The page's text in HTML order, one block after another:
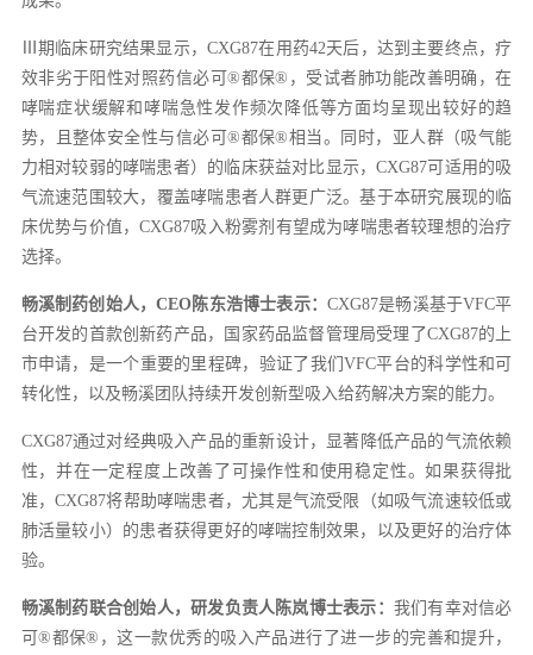
Ⅲ期临床研究结果显示，CXG87在用药42天后，达到主要终点，疗
效非劣于阳性对照药信必可®都保®，受试者肺功能改善明确，在
哮喘症状缓解和哮喘急性发作频次降低等方面均呈现出较好的趋
势，且整体安全性与信必可®都保®相当。同时，亚人群（吸气能
力相对较弱的哮喘患者）的临床获益对比显示，CXG87可适用的吸
气流速范围较大，覆盖哮喘患者人群更广泛。基于本研究展现的临
床优势与价值，CXG87吸入粉雾剂有望成为哮喘患者较理想的治疗
选择。
畅溪制药创始人，CEO陈东浩博士表示： CXG87是畅溪基于VFC平
台开发的首款创新药产品，国家药品监督管理局受理了CXG87的上
市申请，是一个重要的里程碑，验证了我们VFC平台的科学性和可
转化性，以及畅溪团队持续开发创新型吸入给药解决方案的能力。
CXG87通过对经典吸入产品的重新设计，显著降低产品的气流依赖
性，并在一定程度上改善了可操作性和使用稳定性。如果获得批
准，CXG87将帮助哮喘患者，尤其是气流受限（如吸气流速较低或
肺活量较小）的患者获得更好的哮喘控制效果，以及更好的治疗体
验。
畅溪制药联合创始人，研发负责人陈岚博士表示： 我们有幸对信必
可®都保®，这一款优秀的吸入产品进行了进一步的完善和提升，